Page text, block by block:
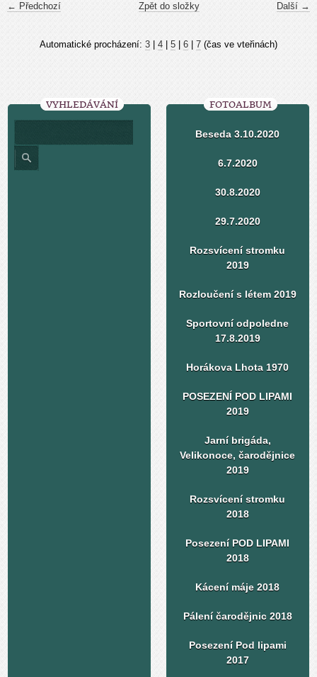
← Předchozí Další →
Zpět do složky
Automatické procházení: 3 4 5 6 7 (čas ve vteřinách)
VYHLEDÁVÁNÍ FOTOALBUM
Beseda 3.10.2020
6.7.2020
30.8.2020
29.7.2020
Rozsvícení stromku
2019
Rozloučení s létem 2019
Sportovní odpoledne
17.8.2019
Horákova Lhota 1970
POSEZENÍ POD LIPAMI
2019
Jarní brigáda,
Velikonoce, čarodějnice
2019
Rozsvícení stromku
2018
Posezení POD LIPAMI
2018
Kácení máje 2018
Pálení čarodějnic 2018
Posezení Pod lipami
2017